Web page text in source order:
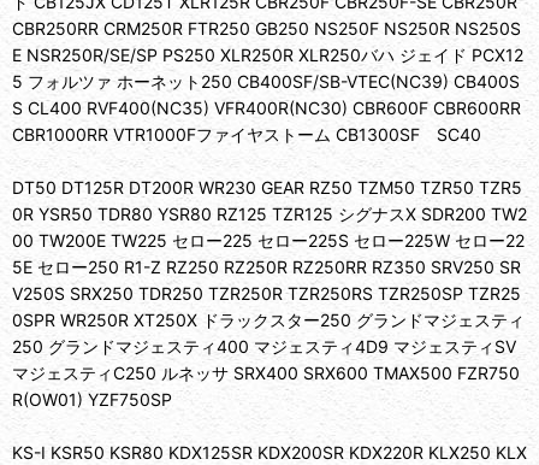
CBR250RR CRM250R FTR250 GB250 NS250F NS250R NS250S
E NSR250R/SE/SP PS250 XLR250R XLR250バハ ジェイド PCX12
5 フォルツァ ホーネット250 CB400SF/SB-VTEC(NC39) CB400S
S CL400 RVF400(NC35) VFR400R(NC30) CBR600F CBR600RR
CBR1000RR VTR1000Fファイヤストーム CB1300SF SC40
DT50 DT125R DT200R WR230 GEAR RZ50 TZM50 TZR50 TZR5
0R YSR50 TDR80 YSR80 RZ125 TZR125 シグナスX SDR200 TW2
00 TW200E TW225 セロー225 セロー225S セロー225W セロー22
5E セロー250 R1-Z RZ250 RZ250R RZ250RR RZ350 SRV250 SR
V250S SRX250 TDR250 TZR250R TZR250RS TZR250SP TZR25
0SPR WR250R XT250X ドラックスター250 グランドマジェスティ
250 グランドマジェスティ400 マジェスティ4D9 マジェスティSV
マジェスティC250 ルネッサ SRX400 SRX600 TMAX500 FZR750
R(OW01) YZF750SP
KS-I KSR50 KSR80 KDX125SR KDX200SR KDX220R KLX250 KLX